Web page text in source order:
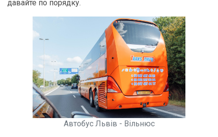
давайте по порядку.
Автобус Львів - Вільнюс